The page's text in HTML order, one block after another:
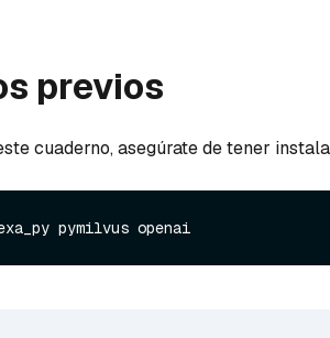
previos
cuaderno, asegúrate de tener
pymilvus openai